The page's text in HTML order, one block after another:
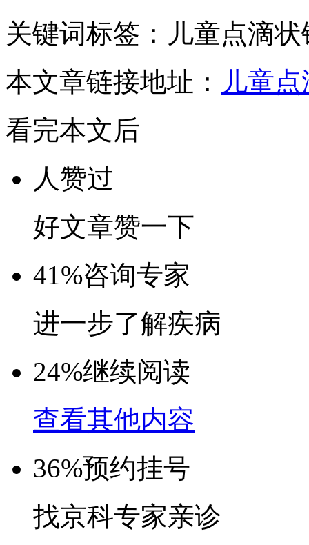
关键词标签：儿童点滴
本文章链接地址： 儿童
看完本文后
人赞过
好文章赞一下
41%咨询专家
进一步了解疾病
24%继续阅读
查看其他内容
36%预约挂号
找京科专家亲诊